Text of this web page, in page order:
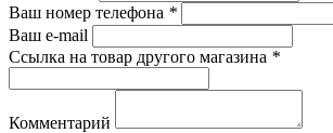
Ваш номер телефона *
Ваш e-mail
Ссылка на товар другого магазина *
Комментарий